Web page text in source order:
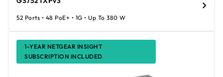
1-YEAR NETGEAR INSIGHT
SUBSCRIPTION INCLUDED
52 Ports • 48 PoE+ • 1G • Up To 380 W